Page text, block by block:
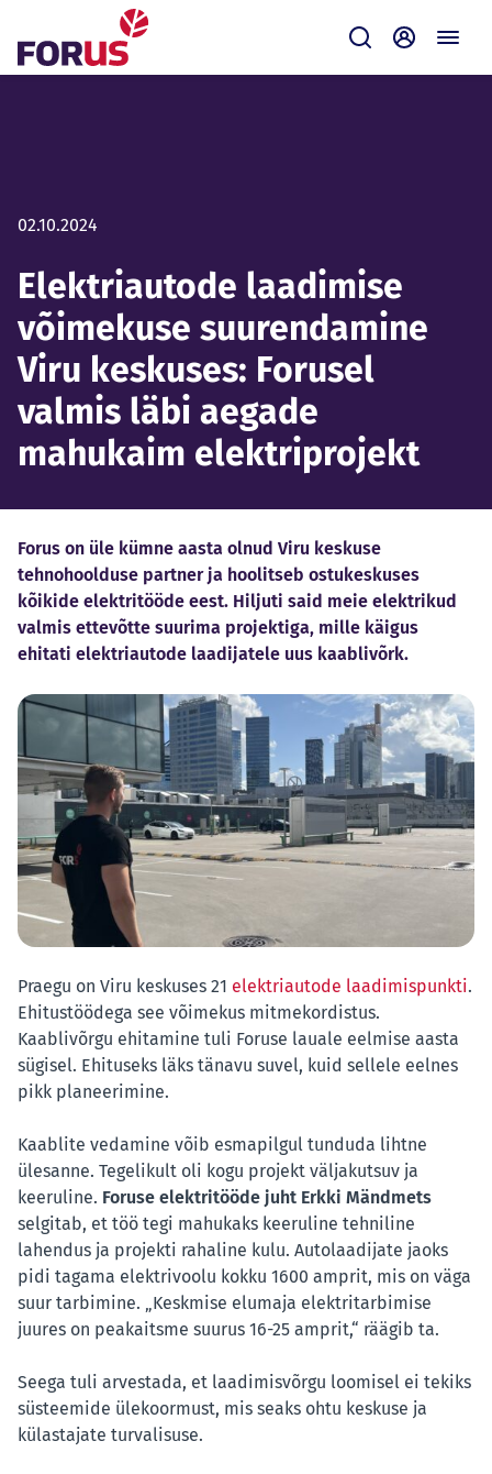
Saada
02.10.2024
Elektriautode laadimise
võimekuse suurendamine
Viru keskuses: Forusel
valmis läbi aegade
mahukaim elektriprojekt
Forus on üle kümne aasta olnud Viru keskuse
tehnohoolduse partner ja hoolitseb ostukeskuses
kõikide elektritööde eest. Hiljuti said meie elektrikud
valmis ettevõtte suurima projektiga, mille käigus
ehitati elektriautode laadijatele uus kaablivõrk.
Praegu on Viru keskuses 21 elektriautode laadimispunkti.
Ehitustöödega see võimekus mitmekordistus.
Kaablivõrgu ehitamine tuli Foruse lauale eelmise aasta
sügisel. Ehituseks läks tänavu suvel, kuid sellele eelnes
pikk planeerimine.
Kaablite vedamine võib esmapilgul tunduda lihtne
ülesanne. Tegelikult oli kogu projekt väljakutsuv ja
keeruline. Foruse elektritööde juht Erkki Mändmets
selgitab, et töö tegi mahukaks keeruline tehniline
lahendus ja projekti rahaline kulu. Autolaadijate jaoks
pidi tagama elektrivoolu kokku 1600 amprit, mis on väga
suur tarbimine. „Keskmise elumaja elektritarbimise
juures on peakaitsme suurus 16-25 amprit,“ räägib ta.
Seega tuli arvestada, et laadimisvõrgu loomisel ei tekiks
süsteemide ülekoormust, mis seaks ohtu keskuse ja
külastajate turvalisuse.